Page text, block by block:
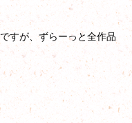
すが、ずらーっと全作品